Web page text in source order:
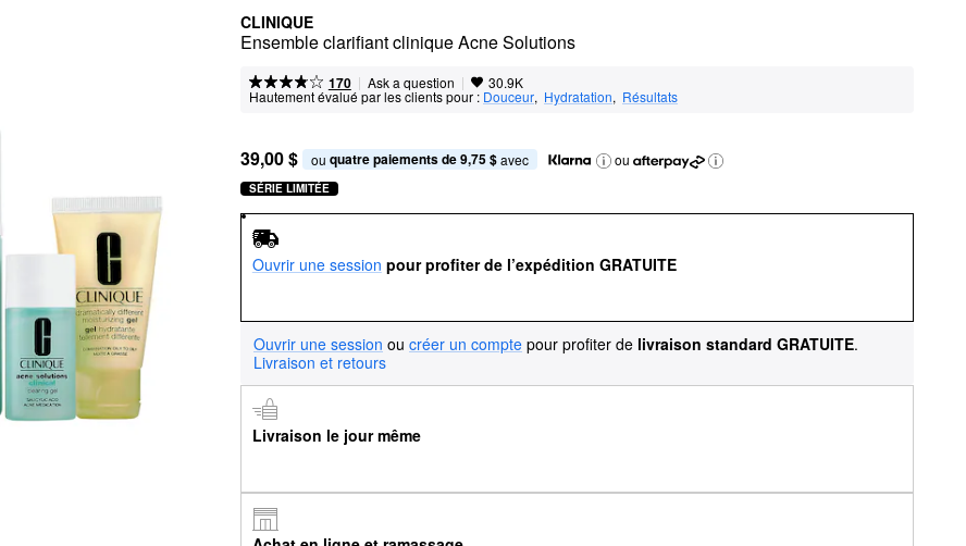
CLINIQUE
Ensemble clarifiant clinique Acne Solutions
170 | Ask a question | 30.9K
Hautement évalué par les clients pour : Douceur, Hydratation, Résultats
39,00 $ ou quatre paiements de 9,75 $ avec ou
SÉRIE LIMITÉE
Ouvrir une session pour profiter de l’expédition GRATUITE
Ouvrir une session ou créer un compte pour profiter de livraison standard GRATUITE.
Livraison et retours
Livraison le jour même